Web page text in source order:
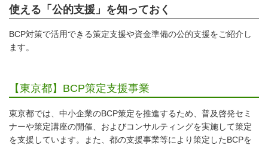
使える「公的支援」を知っておく
BCP対策で活用できる策定支援や資金準備の公的支援をご紹介し
ます。
【東京都】BCP策定支援事業
東京都では、中小企業のBCP策定を推進するため、普及啓発セミ
ナーや策定講座の開催、およびコンサルティングを実施して策定
を支援しています。また、都の支援事業等により策定したBCPを